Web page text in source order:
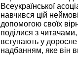
Всеукраїнської
навчився цій
допомогою своїх
поділися з
вступають у
надбанням, яке він